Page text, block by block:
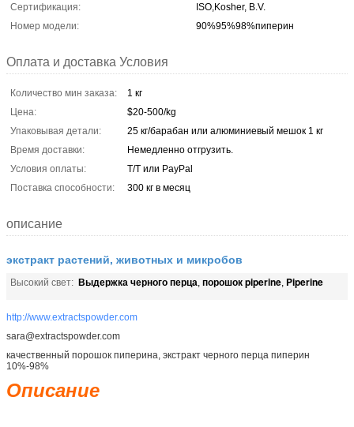
Сертификация:
ISO,Kosher, B.V.
Номер модели:
90%95%98%пиперин
Оплата и доставка Условия
Количество мин заказа:
1 кг
Цена:
$20-500/kg
Упаковывая детали:
25 кг/барабан или алюминиевый мешок 1 кг
Время доставки:
Немедленно отгрузить.
Условия оплаты:
T/T или PayPal
Поставка способности:
300 кг в месяц
описание
экстракт растений, животных и микробов
Высокий свет: Выдержка черного перца, порошок piperine, Piperine
http://www.extractspowder.com
sara@extractspowder.com
качественный порошок пиперина, экстракт черного перца пиперин
10%-98%
Описание